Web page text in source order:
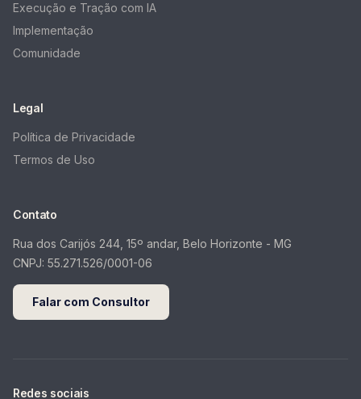
Execução e Tração com IA
Implementação
Comunidade
Legal
Política de Privacidade
Termos de Uso
Contato
Rua dos Carijós 244, 15º andar, Belo Horizonte - MG
CNPJ: 55.271.526/0001-06
Falar com Consultor
Redes sociais